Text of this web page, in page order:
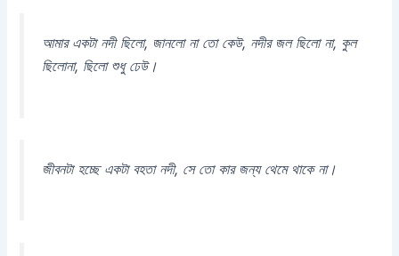
আমার একটা নদী ছিলো, জানলো না তো কেউ, নদীর জল ছিলো না, কুল
ছিলোনা, ছিলো শুধু ঢেউ।
জীবনটা হচ্ছে একটা বহতা নদী, সে তো কার জন্য থেমে থাকে না।